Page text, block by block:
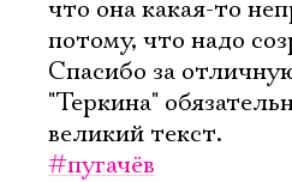
что она какая-то
потому, что надо
Спасибо за
"Теркина"
великий текст.
#пугачёв
Ознакомиться